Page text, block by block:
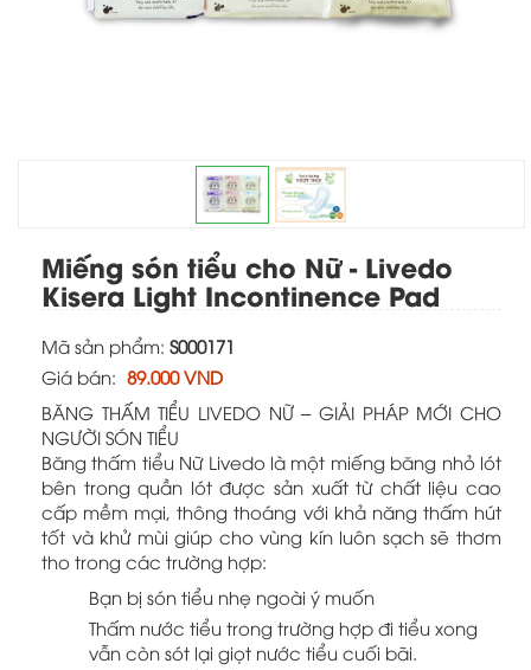
Miếng són tiểu cho Nữ - Livedo
Kisera Light Incontinence Pad
Mã sản phẩm: S000171
Giá bán: 89.000 VND
BĂNG THẤM TIỂU LIVEDO NỮ – GIẢI PHÁP MỚI CHO
NGƯỜI SÓN TIỂU
Băng thấm tiểu Nữ Livedo là một miếng băng nhỏ lót
bên trong quần lót được sản xuất từ chất liệu cao
cấp mềm mại, thông thoáng với khả năng thấm hút
tốt và khử mùi giúp cho vùng kín luôn sạch sẽ thơm
tho trong các trường hợp:
Bạn bị són tiểu nhẹ ngoài ý muốn
Thấm nước tiểu trong trường hợp đi tiểu xong
vẫn còn sót lại giọt nước tiểu cuối bãi.